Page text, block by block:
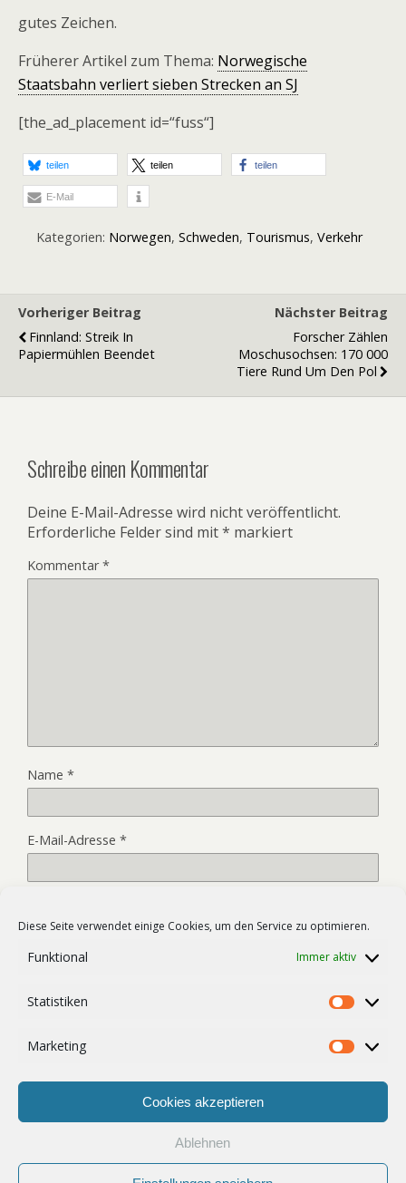
Diese Seite verwendet einige Cookies, um den Service zu optimieren.
Funktional Immer aktiv
Statistiken
Marketing
Cookies akzeptieren
Ablehnen
gutes Zeichen.
Früherer Artikel zum Thema: Norwegische
Staatsbahn verliert sieben Strecken an SJ
[the_ad_placement id=“fuss“]
teilen teilen teilen
E-Mail
Kategorien: Norwegen, Schweden, Tourismus, Verkehr
Vorheriger Beitrag
Finnland: Streik In
Papiermühlen Beendet
Nächster Beitrag
Forscher Zählen
Moschusochsen: 170 000
Tiere Rund Um Den Pol
Schreibe einen Kommentar
Deine E-Mail-Adresse wird nicht veröffentlicht.
Erforderliche Felder sind mit* markiert
Kommentar*
Name *
E-Mail-Adresse *
meinen nächsten Kommentar speichern.
Zum Seitenanfang